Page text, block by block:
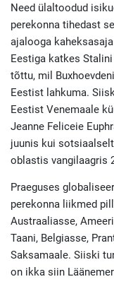
Need ülaltoodud
perekonna tihedast
ajalooga
Eestiga katkes
tõttu, mil
Eestist lahkuma.
Eestist Venemaale
Jeanne Feliceie
juunis kui
oblastis vangilaagris
Praeguses
perekonna liikmed
Austraaliasse,
Taani, Belgiasse,
Saksamaale. Siiski
on ikka siin